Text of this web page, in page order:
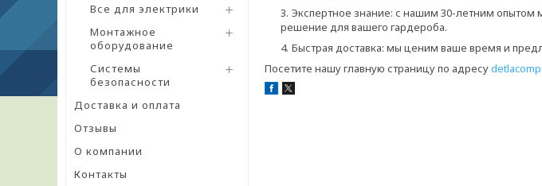
Все для электрики
Монтажное
оборудование
Системы
безопасности
Доставка и оплата
Отзывы
О компании
Контакты
Экспертное знание: с нашим 30-летним
решение для вашего гардероба.
Быстрая доставка: мы ценим ваше время и
Посетите нашу главную страницу по адресу